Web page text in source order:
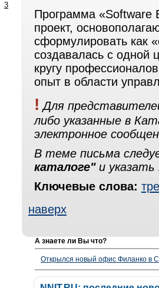
3
Программа «Software
проект,
сформулировать как
создавалась с
кругу
опыт в области
! Для
либо указанные в
электронное
В теме письма
каталоге"и указать
Ключевые слова:
наверх
А знаете ли Вы что?
Открылся новый офис Филанко в